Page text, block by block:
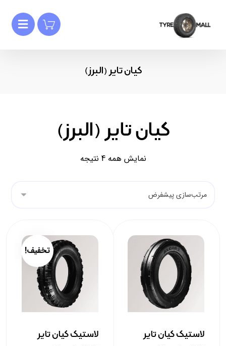
کیان تایر (البرز)
کیان تایر (البرز)
نمایش همه 4 نتیجه
لاستیک کیان تایر
لاستیک کیان تایر
تخفیف!